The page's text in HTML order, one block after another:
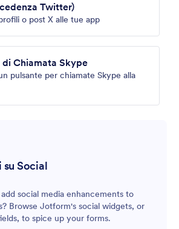
Twitter)
o post X alle tue app
di Chiamata Skype
pulsante per chiamate Skype alla
Social
social media enhancements to
Browse Jotform's social widgets, or
to spice up your forms.